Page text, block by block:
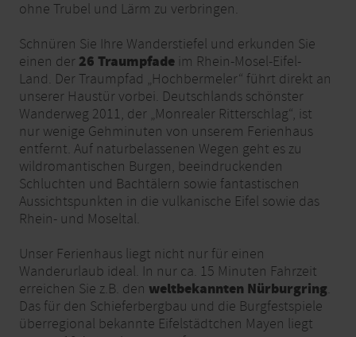
ohne Trubel und Lärm zu verbringen.
Schnüren Sie Ihre Wanderstiefel und erkunden Sie
einen der 26 Traumpfade im Rhein-Mosel-Eifel-
Land. Der Traumpfad „Hochbermeler“ führt direkt an
unserer Haustür vorbei. Deutschlands schönster
Wanderweg 2011, der „Monrealer Ritterschlag“, ist
nur wenige Gehminuten von unserem Ferienhaus
entfernt. Auf naturbelassenen Wegen geht es zu
wildromantischen Burgen, beeindruckenden
Schluchten und Bachtälern sowie fantastischen
Aussichtspunkten in die vulkanische Eifel sowie das
Rhein- und Moseltal.
Unser Ferienhaus liegt nicht nur für einen
Wanderurlaub ideal. In nur ca. 15 Minuten Fahrzeit
erreichen Sie z.B. den weltbekannten Nürburgring.
Das für den Schieferbergbau und die Burgfestspiele
überregional bekannte Eifelstädtchen Mayen liegt